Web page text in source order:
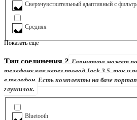
Сверхчувствительный адаптивный с
Средняя
Показать еще
Тип соединения ? Гарнитура может
телефону как через провод Jack 3.5, так и
в телефон. Есть комплекты на базе
глушилок.
Bluetooth